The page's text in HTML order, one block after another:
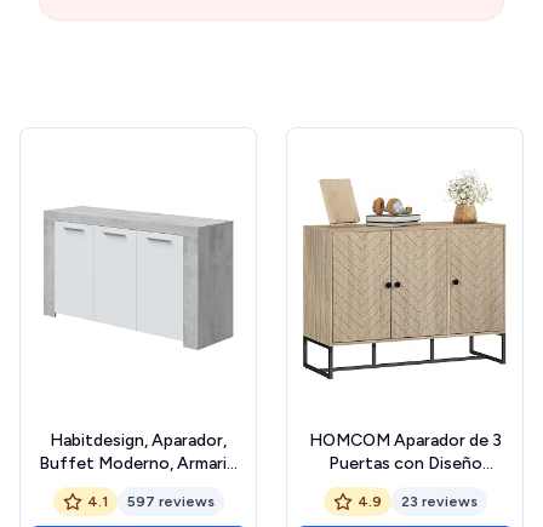
Habitdesign, Aparador,
Buffet Moderno, Armario
Auxiliar Comedor, Modelo
Ambit, Color Blanco Artik y
4.1 597 reviews
HOMCOM Aparador de 3
Puertas con Diseño
Chevron, Aparador de Salón
con Estantes Ajustables,
4.9 23 reviews